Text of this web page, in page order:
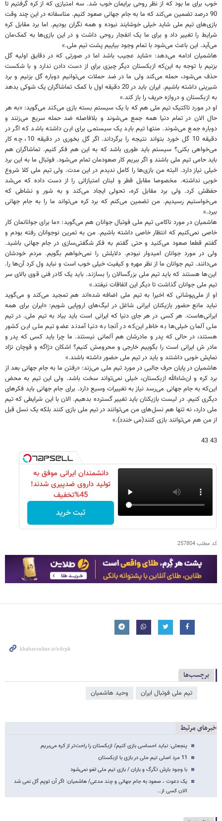
خوب برای ما بود که از نظر روحی برایمان خوب شد. سه امتیازی که از کره گرفتیم تا
90 درصد تضمین می‌کند که ما به جام جهانی صعود کنیم. متاسفانه در این چند وقت
بازی‌های تیم ملی شاید خیلی خوشایند نبوده و همه نگران بودیم. اما برد مقابل کره
شرایط را تغییر داد و برای ما یک انفجار روحی داشت و در این بازی‌ها به کمک‌مان
می‌آید. این باعث می‌شود با تمام وجود بیاییم پشت تیم ملی.»
هاشمیان ادامه می‌دهد: «شاید عجیب باشد اما در صورتی که در دقایق اولیه گل
بزنیم با توجه به این‌که ازبکستان دیگر چیزی برای از دست دادن ندارد و با شکست
حذف می‌شود، حمله می‌کند ولی ما در ضد حملات می‌توانیم دوباره گل بزنیم و برد
شیرینی داشته باشیم. ایران باید در 20 دقیقه اول با کمک تماشاگران یک شوکی بدهد
به ازبکستان و دروازه حریف را باز کند.»
او در مورد تاکتیک تیم ملی هم که با یک سیستم بسته بازی می‌کند می‌گوید: «به هر
حال الان در تمام دنیا همه جمع می‌شوند و بلافاصله ضد حمله سریع می‌زنند و
دوباره جمع می‌شوند. منتها تیم باید یک سیستمی برای این داشته باشد که اگر در
دقیقه 10 گل خورد بتواند نتیجه را برگرداند. اگر گل بخوری در دقیقه 10، چه کار
می‌خواهی بکنی؟ سیستم باید طوری باشد که به این هم فکر کنیم. تماشاگران هم
باید حامی تیم ملی باشند و اگر ببریم کار صعودمان تمام می‌شود. فوتبال ما به این برد
خیلی نیاز دارد. البته من بازی‌ها را کامل ندیدم در این مدت. ولی تیم ملی کلا شروع
خوبی نداشته. مخصوصا مقابل قطر و لبنان امتیازاتی را از دست داده که می‌شد
حفظش کرد. ولی برد مقابل کره، تحولی ایجاد می‌کند و به شور و نشاطی که
می‌خواستیم رسیدیم. من تضمین می‌کنم که برد کره می‌تواند ما را به جام جهانی
ببرد.»
هاشمیان در مورد ناکامی تیم ملی فوتبال جوانان هم می‌گوید: «ما برای جوانانمان کار
خاصی نمی‌کنیم که انتظار خاصی داشته باشیم. من به تمرین نوجوانان رفته بودم و
گفتم قطعا صعود می‌کنید و حتی گفتم به فکر شگفتی‌سازی در جام جهانی باشید.
ولی در مورد جوانان امیدوار نبودم. دلایلش را نمی‌خواهم بگویم. مردم خودشان
می‌دانند. تیم جوانان ما از نظر مهره و کیفیت خیلی خوب است و نباید ول کرد آن‌ها را.
این‌ها هستند که باید تیم ملی بزرگسالان را بسازند. باید یک کادر فنی قوی بالای سر
تیم ملی جوانان گذاشت تا دیگر این اتفاقات نیفتد.»
او از ملی‌پوشانی که اخیرا به تیم ملی اضافه شده‌اند هم تمجید می‌کند و می‌گوید
نباید مانع حضور بازیکنان ایرانی شاغل در لیگ‌های اروپایی شویم: «ایران برای همه
ایرانی‌هاست. هر کسی در هر جای دنیا که ایرانی است باید بیاد به تیم ملی. در تیم
ملی آلمان خیلی‌ها به خاطر این‌که در آنجا به دنیا آمدند عضو تیم ملی این کشور
هستند، در حالی که پدر و مادرشان هم آلمانی نیستند. ما چرا باید کسی که پدر و
مادر ش ایرانی است را بگوییم خارجی و محرومش کنیم؟ اشکان دژاگه و قوچان نژاد
نمایش خوبی داشتند و باید در تیم ملی حضور داشته باشند.»
هاشمیان در پایان حرف جالبی در مورد تیم ملی می‌زند: «رفتن ما به جام جهانی بعد از
برد کره و ان‌شاءالله ازبکستان، خیلی نمی‌تواند سخت باشد. ولی این تیم به محض
این‌که به جام جهانی می‌رسد نیاز به تغییرات وسیع دارد. برای جام جهانی باید فکرهای
دیگری کنیم. در لیست بازیکنان باید تغییر گسترده بدهیم. الان با این شرایطی که تیم
ملی دارد، نه تنها هم نسل‌های من می‌توانند در تیم ملی بازی کنند بلکه یک نسل قبل
از من هم می‌توانند بازی کنند(می خندد).»
43 43
دانشمندان ایرانی موفق به
تولید داروی ضدپیری شدند!
45%تخفیف
ثبت خرید
کد مطلب257804
برچسب‌ها
تیم ملی فوتبال ایران وحید هاشمیان
خبرهای مرتبط
پنجعلی: نباید احساسی بازی کنیم/ ازبکستان را راحت‌تر از کره می‌بریم
11 مرد اصلی تیم ملی در بازی با ازبکستان
با وجود بارش تگرگ و باران / بازی تیم ملی لغو نمی‌شود
یک دعوت ، صعود به جام جهانی و چند مدعی/ هاشمیان: اگر آن توپم گل نمی شد
الان کسی از…